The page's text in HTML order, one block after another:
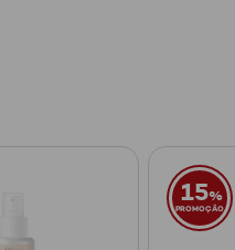
15%
PROMOÇÃO